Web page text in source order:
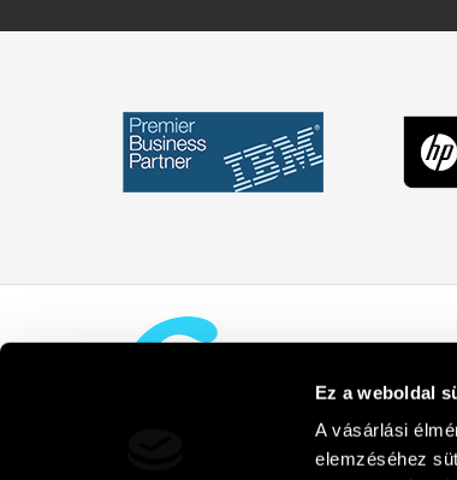
Ez a weboldal
A vásárlási
elemzéséhez